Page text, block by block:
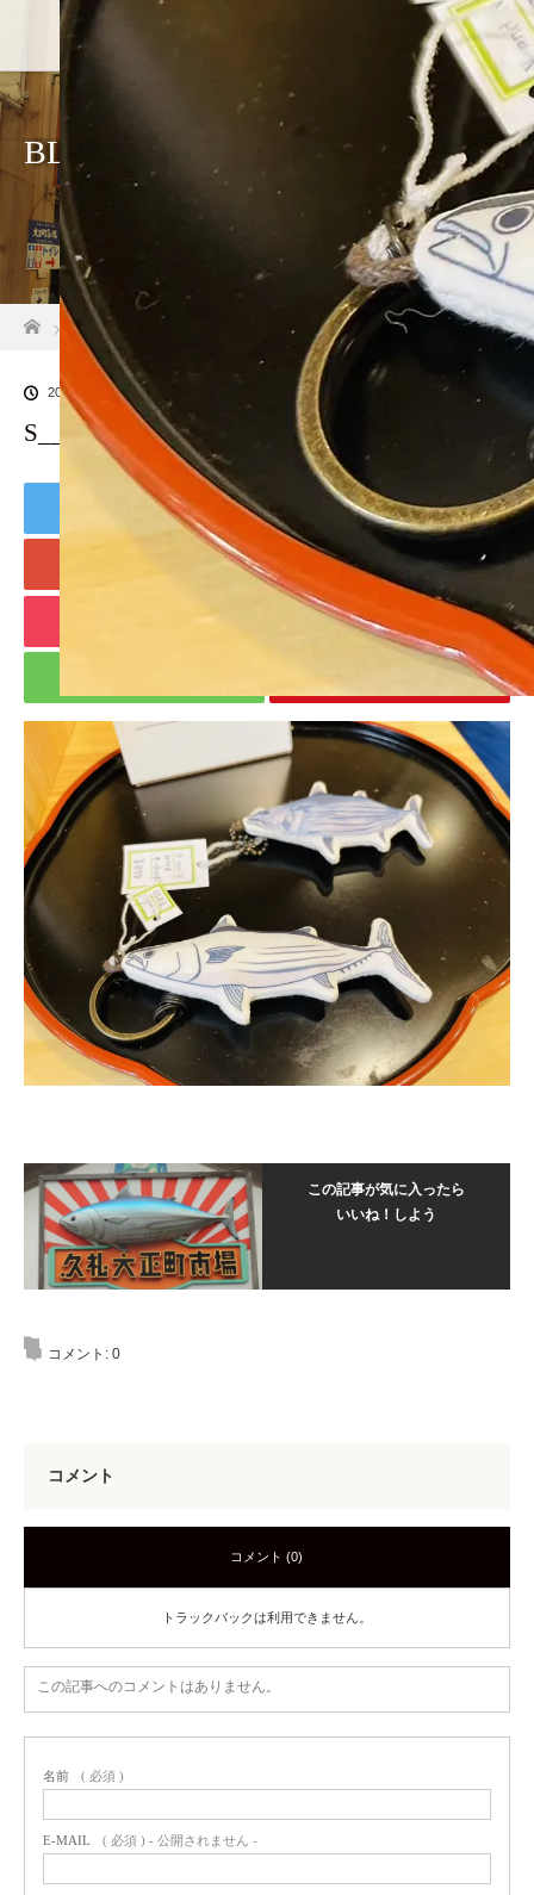
ホーム 店
BLOG
ホーム
ブログ一覧 S__36888645_0
2024.08.12
S__36888645_0
Tweet Share
RSS
この記事が気に入ったら
いいね！しよう
コメント: 0
コメント
コメント (0)
トラックバックは利用できません。
この記事へのコメントはありません。
名前 ( 必須 )
E-MAIL ( 必須 ) - 公開されません -